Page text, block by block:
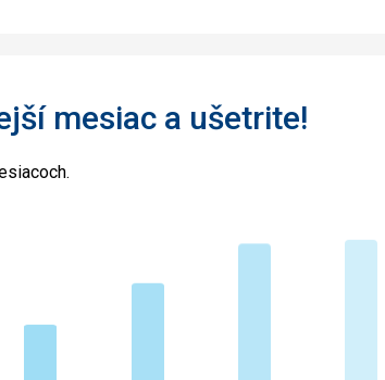
mesiac a ušetrite!